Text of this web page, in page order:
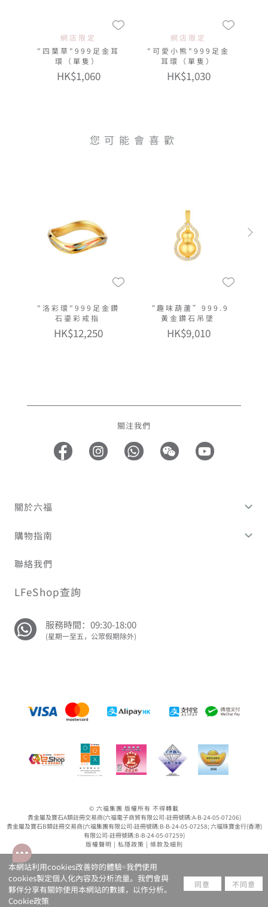
網店限定
"四葉草"999足金耳
環（單隻）
HK$1,060
網店限定
"可愛小熊"999足金
耳環（單隻）
HK$1,030
您可能會喜歡
"洛彩環"999足金鑽
石鎏彩戒指
HK$12,250
“趣味葫蘆”999.9
黃金鑽石吊墜
HK$9,010
關注我們
關於六福
購物指南
聯絡我們
LFeShop查詢
服務時間：09:30-18:00
(星期一至五，公眾假期除外)
© 六福集團 版權所有 不得轉載
貴金屬及寶石A類註冊交易商(六福電子商貿有限公司-註冊號碼:A-B-24-05-07206)
貴金屬及寶石B類註冊交易商(六福集團有限公司-註冊號碼:B-B-24-05-07258; 六福珠寶金行(香港)
有限公司-註冊號碼:B-B-24-05-07259)
版權聲明 | 私隱政策 | 條款及細則
本網站利用cookies改善妳的體驗￮我們使用
cookies製定個人化內容及分析流量。我們會與
夥伴分享有關妳使用本網站的數據，以作分析。
Cookie政策
同意 不同意